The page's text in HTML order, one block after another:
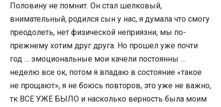
Половину не помнит. Он стал шелковый,
внимательный, родился сын у нас, я думала что смогу
преодолеть, нет физической неприязни, мы по-
прежнему хотим друг друга. Но прошел уже почти
год … эмоциональные мои качели постоянны …
неделю все ок, потом я впадаю в состояние «такое
не прощают», я не боюсь повторов, это уже не важно,
тк ВСЕ УЖЕ БЫЛО и насколько верность была моим